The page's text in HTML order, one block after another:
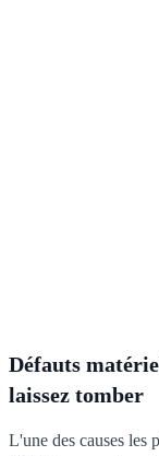
Défauts
laissez tomber
L'une des causes les